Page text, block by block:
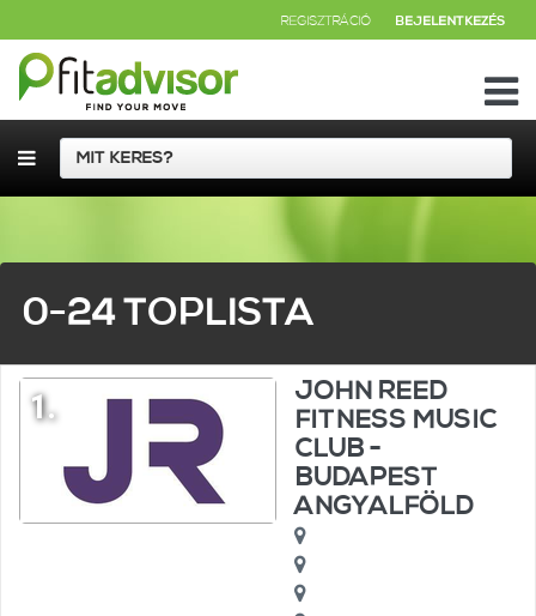
REGISZTRÁCIÓ BEJELENTKEZÉS
0-24 TOPLISTA
1.
JOHN REED
FITNESS MUSIC
CLUB -
BUDAPEST
ANGYALFÖLD